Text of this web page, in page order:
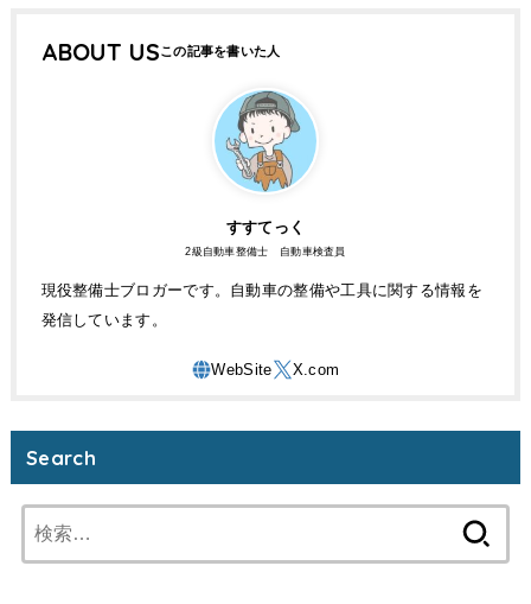
ABOUT US
すすてっく
2級自動車整備士 自動車検査員
現役整備士ブロガーです。自動車の整備や工具に関する情報を
発信しています。
Search
索: